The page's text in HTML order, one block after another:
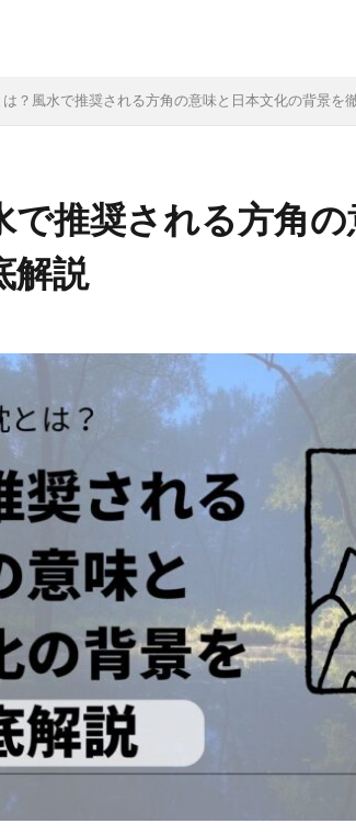
？風水で推奨される方角の意味と日本文化の背景を
で推奨される方角
解説